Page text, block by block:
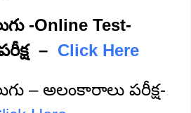
-Online Test-
– Click Here
– అలంకారాలు పరీక్ష-